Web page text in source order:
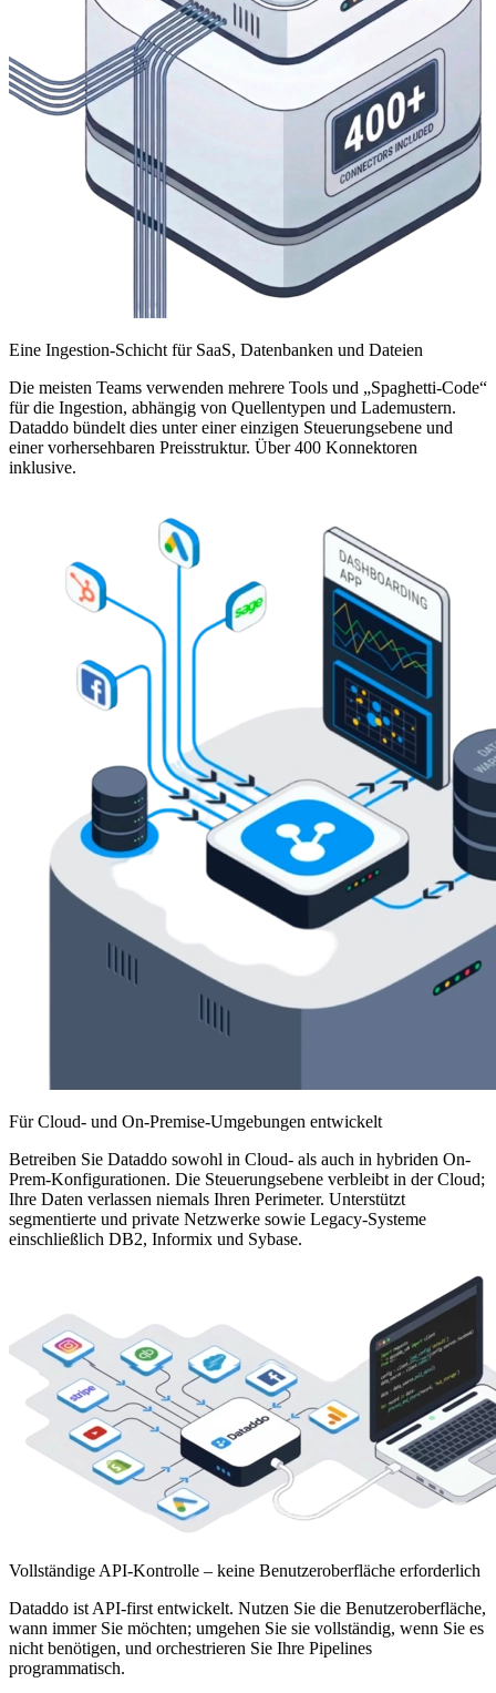
Eine Ingestion-Schicht für SaaS, Datenbanken und Dateien
Die meisten Teams verwenden mehrere Tools und „Spaghetti-Code“
für die Ingestion, abhängig von Quellentypen und Lademustern.
Dataddo bündelt dies unter einer einzigen Steuerungsebene und
einer vorhersehbaren Preisstruktur. Über 400 Konnektoren
inklusive.
Für Cloud- und On-Premise-Umgebungen entwickelt
Betreiben Sie Dataddo sowohl in Cloud- als auch in hybriden On-
Prem-Konfigurationen. Die Steuerungsebene verbleibt in der Cloud;
Ihre Daten verlassen niemals Ihren Perimeter. Unterstützt
segmentierte und private Netzwerke sowie Legacy-Systeme
einschließlich DB2, Informix und Sybase.
Vollständige API-Kontrolle – keine Benutzeroberfläche erforderlich
Dataddo ist API-first entwickelt. Nutzen Sie die Benutzeroberfläche,
wann immer Sie möchten; umgehen Sie sie vollständig, wenn Sie es
nicht benötigen, und orchestrieren Sie Ihre Pipelines
programmatisch.